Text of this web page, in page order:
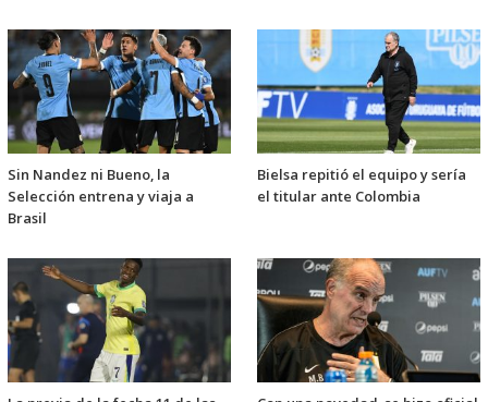
Sin Nandez ni Bueno, la
Selección entrena y viaja a
Brasil
Bielsa repitió el equipo y sería
el titular ante Colombia